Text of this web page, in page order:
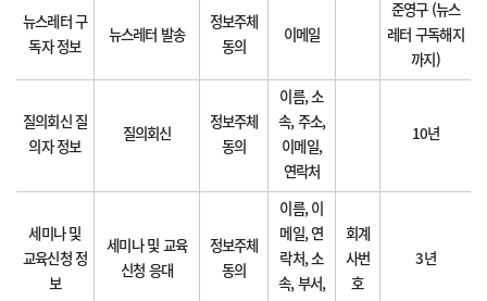
뉴스레터 구
독자 정보
뉴스레터 발송
정보주체
동의
이메일
준영구 (뉴스
레터 구독해지
까지)
질의회신 질
의자 정보
질의회신
정보주체
동의
이름, 소
속, 주소,
이메일,
연락처
10년
세미나 및
교육신청 정
보
세미나 및 교육
신청 응대
정보주체
동의
이름, 이
메일, 연
락처, 소
속, 부서,
회계
사번
호
3년